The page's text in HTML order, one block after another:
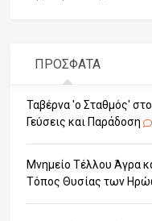
ΠΡΟΣΦΑΤΑ
Ταβέρνα 'ο Σταθμός'
Γεύσεις και Παράδοση
Μνημείο Τέλλου Άγρα
Τόπος Θυσίας των